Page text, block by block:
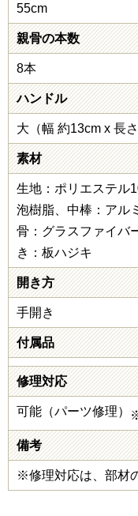
55cm
親骨の本数
8本
ハンドル
大（幅 約13cm x 長さ
素材
生地：ポリエステル
泡樹脂、中棒：アル
骨：グラスファイバ
き：板ハジキ
開き方
手開き
付属品
修理対応
可能（パーツ修理）
備考
※修理対応は、部材